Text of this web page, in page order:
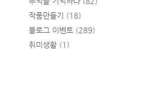
작품만들기 (18)
블로그 이벤트 (289)
취미생활 (1)